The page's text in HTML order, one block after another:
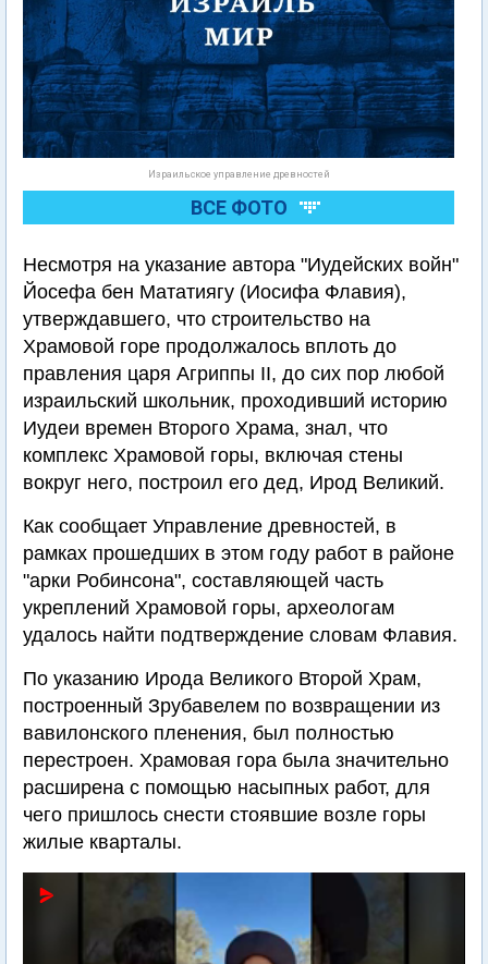
Израильское управление древностей
ВСЕ ФОТО
Несмотря на указание автора "Иудейских войн"
Йосефа бен Мататиягу (Иосифа Флавия),
утверждавшего, что строительство на
Храмовой горе продолжалось вплоть до
правления царя Агриппы II, до сих пор любой
израильский школьник, проходивший историю
Иудеи времен Второго Храма, знал, что
комплекс Храмовой горы, включая стены
вокруг него, построил его дед, Ирод Великий.
Как сообщает Управление древностей, в
рамках прошедших в этом году работ в районе
"арки Робинсона", составляющей часть
укреплений Храмовой горы, археологам
удалось найти подтверждение словам Флавия.
По указанию Ирода Великого Второй Храм,
построенный Зрубавелем по возвращении из
вавилонского пленения, был полностью
перестроен. Храмовая гора была значительно
расширена с помощью насыпных работ, для
чего пришлось снести стоявшие возле горы
жилые кварталы.